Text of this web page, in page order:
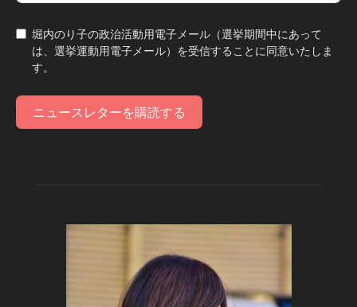
堀内のり子の政治活動用電子メール（選挙期間中にあって
は、選挙運動用電子メール）を受信することに同意いたしま
す。
ニュースレターを購読する